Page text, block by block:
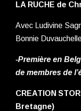
LA RUCHE de
Avec Ludivine
Bonnie
-Première en
de membres de
CREATION
Bretagne)